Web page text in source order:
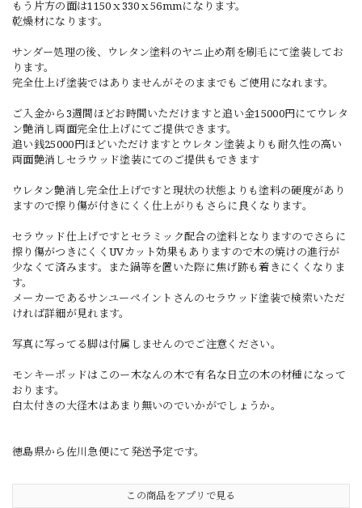
もう片方の面は1150ｘ330ｘ56mmになります。
乾燥材になります。
サンダー処理の後、ウレタン塗料のヤニ止め剤を刷毛にて塗装してお
ります。
完全仕上げ塗装ではありませんがそのままでもご使用になれます。
ご入金から3週間ほどお時間いただけますと追い金15000円にてウレタ
ン艶消し両面完全仕上げにてご提供できます。
追い銭25000円ほどいただけますとウレタン塗装よりも耐久性の高い
両面艶消しセラウッド塗装にてのご提供もできます
ウレタン艶消し完全仕上げですと現状の状態よりも塗料の硬度があり
ますので擦り傷が付きにくく仕上がりもさらに良くなります。
セラウッド仕上げですとセラミック配合の塗料となりますのでさらに
擦り傷がつきにくくUVカット効果もありますので木の焼けの進行が
少なくて済みます。また鍋等を置いた際に焦げ跡も着きにくくなりま
す。
メーカーであるサンユーペイントさんのセラウッド塗装で検索いただ
ければ詳細が見れます。
写真に写ってる脚は付属しませんのでご注意ください。
モンキーポッドはこのー木なんの木で有名な日立の木の材種になって
おります。
白太付きの大径木はあまり無いのでいかがでしょうか。
徳島県から佐川急便にて発送予定です。
この商品をアプリで見る